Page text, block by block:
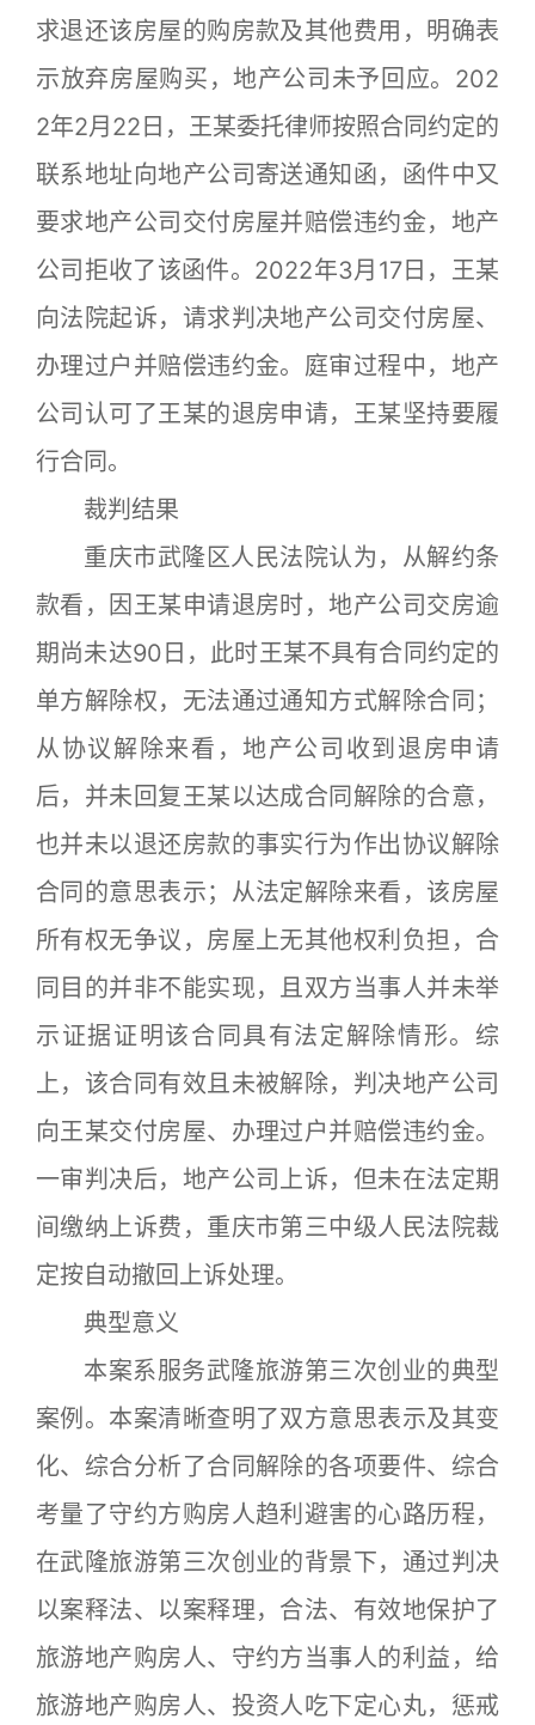
求退还该房屋的购房款及其他费用，明确表
示放弃房屋购买，地产公司未予回应。202
2年2月22日，王某委托律师按照合同约定的
联系地址向地产公司寄送通知函，函件中又
要求地产公司交付房屋并赔偿违约金，地产
公司拒收了该函件。2022年3月17日，王某
向法院起诉，请求判决地产公司交付房屋、
办理过户并赔偿违约金。庭审过程中，地产
公司认可了王某的退房申请，王某坚持要履
行合同。
裁判结果
重庆市武隆区人民法院认为，从解约条
款看，因王某申请退房时，地产公司交房逾
期尚未达90日，此时王某不具有合同约定的
单方解除权，无法通过通知方式解除合同；
从协议解除来看，地产公司收到退房申请
后，并未回复王某以达成合同解除的合意，
也并未以退还房款的事实行为作出协议解除
合同的意思表示；从法定解除来看，该房屋
所有权无争议，房屋上无其他权利负担，合
同目的并非不能实现，且双方当事人并未举
示证据证明该合同具有法定解除情形。综
上，该合同有效且未被解除，判决地产公司
向王某交付房屋、办理过户并赔偿违约金。
一审判决后，地产公司上诉，但未在法定期
间缴纳上诉费，重庆市第三中级人民法院裁
定按自动撤回上诉处理。
典型意义
本案系服务武隆旅游第三次创业的典型
案例。本案清晰查明了双方意思表示及其变
化、综合分析了合同解除的各项要件、综合
考量了守约方购房人趋利避害的心路历程，
在武隆旅游第三次创业的背景下，通过判决
以案释法、以案释理，合法、有效地保护了
旅游地产购房人、守约方当事人的利益，给
旅游地产购房人、投资人吃下定心丸，惩戒